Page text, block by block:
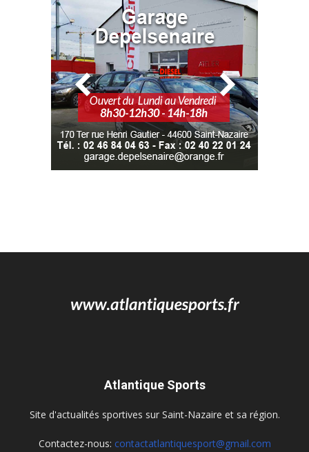
Atlantique Sports
Site d'actualités sportives sur Saint-Nazaire et sa région.
Contactez-nous: contactatlantiquesport@gmail.com